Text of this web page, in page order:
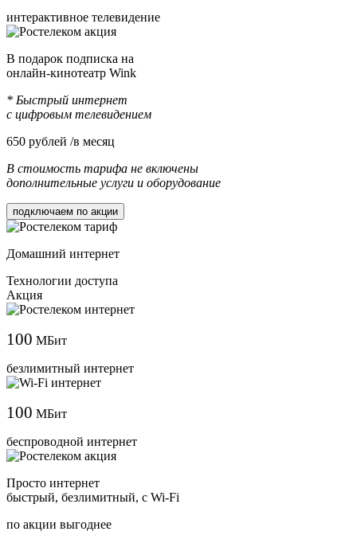
интерактивное телевидение
В подарок подписка на
онлайн-кинотеатр Wink
* Быстрый интернет
с цифровым телевидением
650 рублей /в месяц
В стоимость тарифа не включены
дополнительные услуги и оборудование
подключаем по акции
Домашний интернет
Технологии доступа
Акция
100 МБит
безлимитный интернет
100 МБит
беспроводной интернет
Просто интернет
быстрый, безлимитный, с Wi-Fi
по акции выгоднее